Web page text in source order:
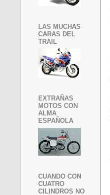
LAS MUCHAS
CARAS DEL
TRAIL
EXTRAÑAS
MOTOS CON
ALMA
ESPAÑOLA
CUANDO CON
CUATRO
CILINDROS NO